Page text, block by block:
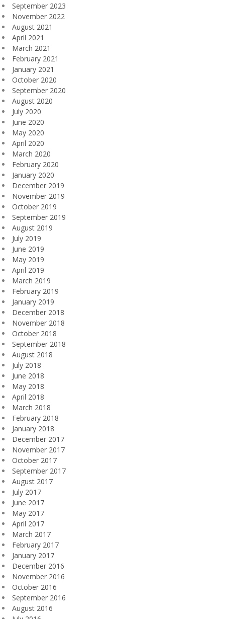
September 2023
November 2022
August 2021
April 2021
March 2021
February 2021
January 2021
October 2020
September 2020
August 2020
July 2020
June 2020
May 2020
April 2020
March 2020
February 2020
January 2020
December 2019
November 2019
October 2019
September 2019
August 2019
July 2019
June 2019
May 2019
April 2019
March 2019
February 2019
January 2019
December 2018
November 2018
October 2018
September 2018
August 2018
July 2018
June 2018
May 2018
April 2018
March 2018
February 2018
January 2018
December 2017
November 2017
October 2017
September 2017
August 2017
July 2017
June 2017
May 2017
April 2017
March 2017
February 2017
January 2017
December 2016
November 2016
October 2016
September 2016
August 2016